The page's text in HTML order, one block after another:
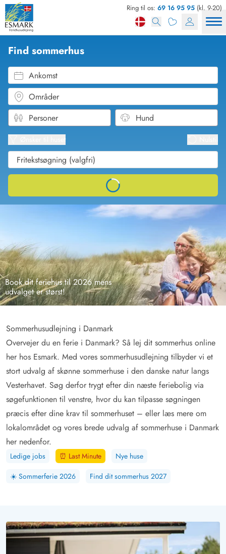
Ring til os: 69 16 95 95 (kl. 9-20)
Book dit feriehus til 2026 mens
udvalget er størst!
Sommerhusudlejning i Danmark
Overvejer du en ferie i Danmark? Så lej dit sommerhus online
her hos Esmark. Med vores sommerhusudlejning tilbyder vi et
stort udvalg af skønne sommerhuse i den danske natur langs
Vesterhavet. Søg derfor trygt efter din næste feriebolig via
søgefunktionen til venstre, hvor du kan tilpasse søgningen
præcis efter dine krav til sommerhuset – eller læs mere om
lokalområdet og vores brede udvalg af sommerhuse i Danmark
her nedenfor.
Ledige jobs ⏰ Last Minute
Nye huse
☀️ Sommerferie 2026 Find dit sommerhus 2027
Se
Find sommerhus
Ankomst
Områder
Loading...